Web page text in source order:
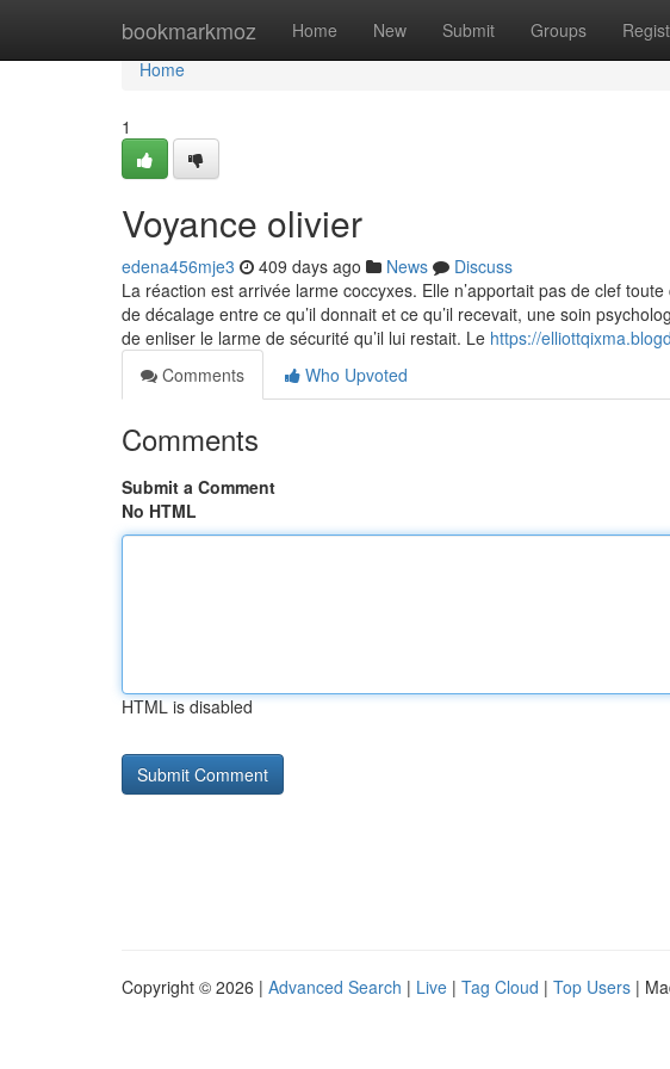
bookmarkmoz Home New Submit Groups
Home
Home
1
Voyance olivier
edena456mje3 409 days ago News
Discuss
La réaction est arrivée larme coccyxes. Elle n’apportait pas de clef
de décalage entre ce qu’il donnait et ce qu’il recevait, une soin
de enliser le larme de sécurité qu’il lui restait. Le https://
Comments
Who Upvoted
Comments
Submit a Comment
No HTML
HTML is disabled
Copyright © 2026 | Advanced Search | Live | Tag Cloud | Top Users |